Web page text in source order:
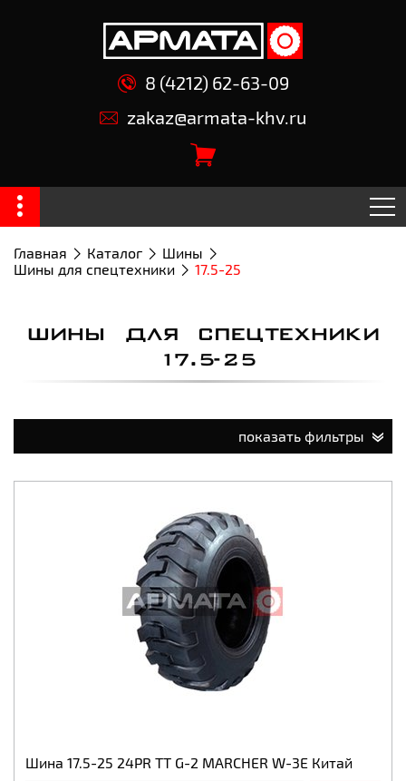
8 (4212) 62-63-09
zakaz@armata-khv.ru
Главная Каталог
Шины
Шины для спецтехники
17.5-25
ШИНЫ ДЛЯ СПЕЦТЕХНИКИ
17.5-25
показать фильтры
Шина 17.5-25 24PR TT G-2 MARCHER W-3E Китай